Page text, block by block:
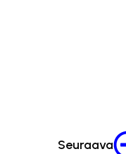
Seuraava